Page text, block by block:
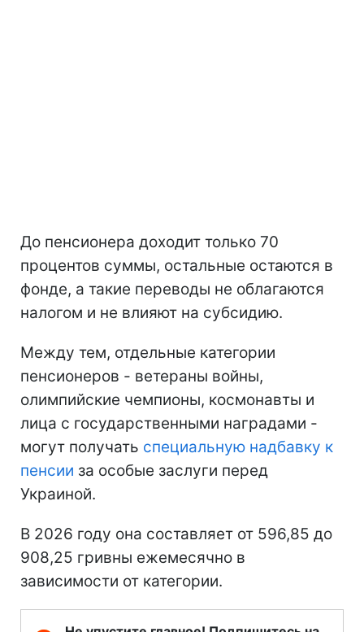
До пенсионера доходит только 70
процентов суммы, остальные остаются в
фонде, а такие переводы не облагаются
налогом и не влияют на субсидию.
Между тем, отдельные категории
пенсионеров - ветераны войны,
олимпийские чемпионы, космонавты и
лица с государственными наградами -
могут получать специальную надбавку к
пенсии за особые заслуги перед
Украиной.
В 2026 году она составляет от 596,85 до
908,25 гривны ежемесячно в
зависимости от категории.